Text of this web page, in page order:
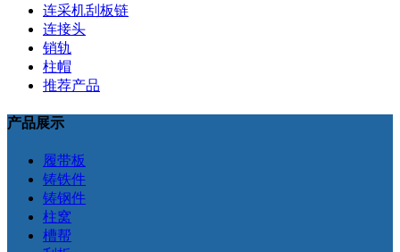
连采机刮板链
连接头
销轨
柱帽
推荐产品
产品展示
履带板
铸铁件
铸钢件
柱窝
槽帮